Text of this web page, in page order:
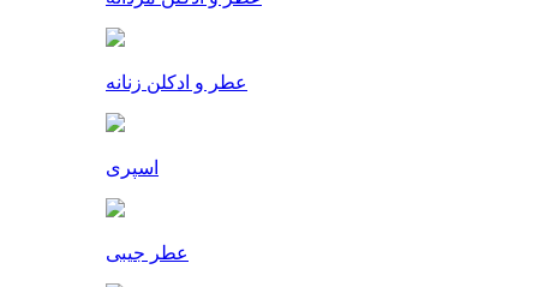
عطر و ادکلن زنانه
اسپری
عطر جیبی